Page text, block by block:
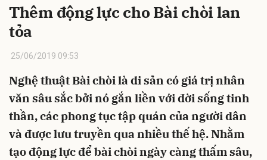
Thêm động lực cho Bài chòi lan
tỏa
25/06/2019 09:53
Nghệ thuật Bài chòi là di sản có giá trị nhân
văn sâu sắc bởi nó gắn liền với đời sống tinh
thần, các phong tục tập quán của người dân
và được lưu truyền qua nhiều thế hệ. Nhằm
tạo động lực để bài chòi ngày càng thấm sâu,
Hủy Gửi